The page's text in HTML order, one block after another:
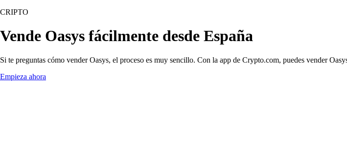
CRIPTO
Vende Oasys fácilmente desde España
Si te preguntas cómo vender Oasys, el proceso es muy sencillo. Con la app de Crypto.com, puedes vender
Empieza ahora